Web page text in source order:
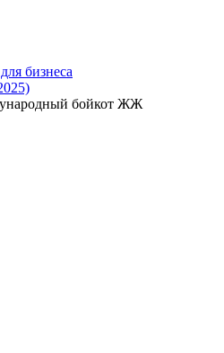
бизнеса
бойкот ЖЖ